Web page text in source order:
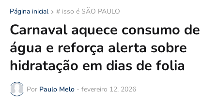
Página inicial # isso é SÃO PAULO
Carnaval aquece consumo de
água e reforça alerta sobre
hidratação em dias de folia
Por Paulo Melo - fevereiro 12, 2026